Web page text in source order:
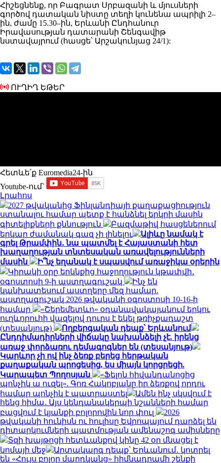
Հիշեցնենք, որ Բագրատ Սրբազանի և մյուսների
գործով դատական նիստը տեղի կունենա ապրիլի 2–
ին, ժամը 15.30–ին, Երևանի Ընդհանուր
Իրավասության դատարանի Շենգավիթ
նստավայրում (հասցե՝ Արշակունյաց 24/1):
ՈՒՂԻՂ ԵԹԵՐ
Հետևե՛ք Euromedia24-ին
Youtube-ում`
Լրահոս
2027 թվականից Ֆինլանդիայի քաղաքացիություն
ստանալու համար պետք է հանձնել երկրի մասին
գիտելիքների քննություն
Բազմաթիվ հասցեներում
երկար ժամանակ գազ չի լինելու
Ալիևը նամակ է
գրել Թրամփին․ նա պատմել է Հայաստանի հետ
խաղաղության տնտեսական առավելությունների
մասին
Ի՞նչ եղանակ է սպասվում առաջիկա օրերին
Կիրակի օրը երկնքից հաջողություն կթափվի․
օգոստոսի 9-ի աստղագուշակ
Ինչ են
կանխատեսում աստղերը մեզ համար.
աստղագուշակ 2026 թվականի օգոստոսի 10-16-ի
համար
«Շերեմետևո» օդանավակայանում երկու
ուղևորուհի վազելով դուրս է եկել թռիչքադաշտ
(տեսանյութ)
Ողբերգական դեպք՝ Երևանում
Ընդդիմադիրների վիճակը նախանձելի չէ. իրենց
առաջ փորձառու դեմագոգներ են (տեսանյութ)
Կարևոր չի ով ինչ ձեռք բերեց հերթական
քաղաքական պրոցեսից, ես միայն կորցրեցի.
Կարապետ Պողոսյան
«Ֆելոն հիվանդանոցից
պոնչիկ ա ուզել». Գոռ Հակոբյանը իր ձեռքով որդու
համար պոնչիկ է պատրաստել
Ամեն ինչ սկսվում է
հենց հիմա․ Այս կենդանակերպի նշանների համար
բացվում է կյանքի բոլորովին նոր փուլ
2026
թվականի հունիսն ու հուլիսը Եվրոպայում դարձել են
դիտարկումների պատմության ամենաշոգ ամիսները
Տզի խայթոցի հետևանքով կինը 42 օր մնացել է
կոմայի մեջ
Արտակարգ դեպք՝ Երևանում․ կոտրել
են «Հույս բոլոր մարդկանց» հիմնադրամի շենքի